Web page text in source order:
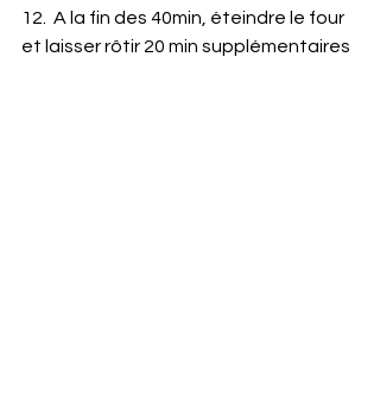
12.  A la fin des 40min, éteindre le four
et laisser rôtir 20 min supplémentaires